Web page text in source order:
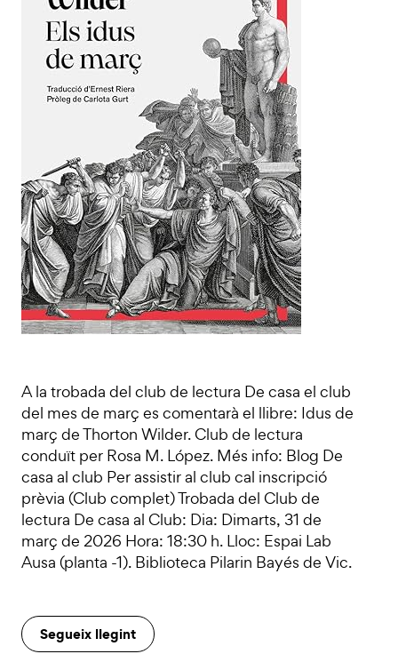
A la trobada del club de lectura De casa el club
del mes de març es comentarà el llibre: Idus de
març de Thorton Wilder. Club de lectura
conduït per Rosa M. López. Més info: Blog De
casa al club Per assistir al club cal inscripció
prèvia (Club complet) Trobada del Club de
lectura De casa al Club: Dia: Dimarts, 31 de
març de 2026 Hora: 18:30 h. Lloc: Espai Lab
Ausa (planta -1). Biblioteca Pilarin Bayés de Vic.
Segueix llegint